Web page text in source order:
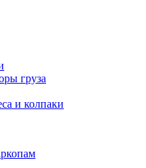
груза
и колпаки